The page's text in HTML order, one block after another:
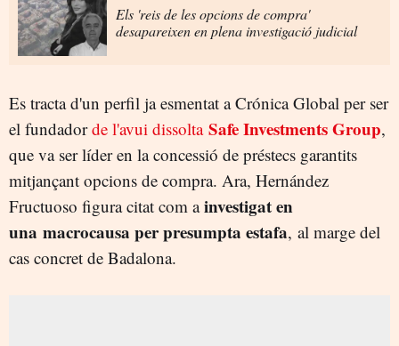
Els 'reis de les opcions de compra'
desapareixen en plena investigació judicial
Es tracta d'un perfil ja esmentat a Crónica Global per ser
el fundadorde l'avui dissolta Safe Investments Group,
que va ser líder en la concessió de préstecs garantits
mitjançant opcions de compra. Ara, Hernández
Fructuoso figura citat com ainvestigat en
una macrocausa per presumpta estafa, al marge del
cas concret de Badalona.